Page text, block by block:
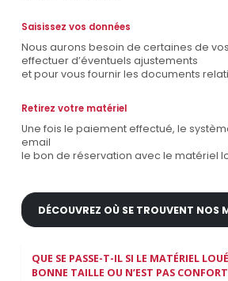
Saisissez vos données
Nous aurons besoin de certaines de
effectuer d’éventuels ajustements
et pour vous fournir les documents
Retirez votre matériel
Une fois le paiement effectué, le
email
le bon de réservation avec le matériel
DÉCOUVREZ OÙ SE TROUVENT NOS
QUE SE PASSE-T-IL SI LE MATÉRIEL
BONNE TAILLE OU N’EST PAS